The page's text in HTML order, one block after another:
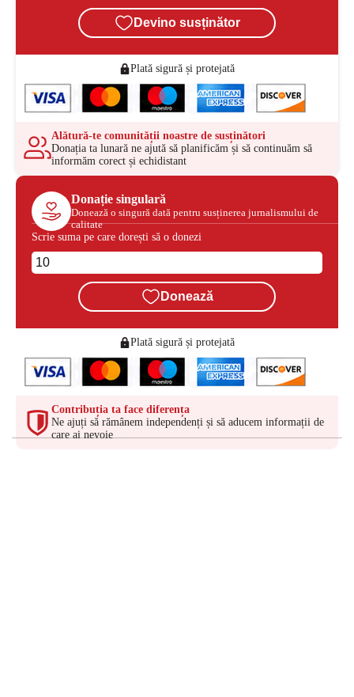
Devino susținător
Plată sigură și protejată
Alătură-te comunității noastre de susținători
Donația ta lunară ne ajută să planificăm și să continuăm să
informăm corect și echidistant
Donație singulară
Donează o singură dată pentru susținerea jurnalismului de
calitate
Scrie suma pe care dorești să o donezi
Donează
Plată sigură și protejată
Contribuția ta face diferența
Ne ajuți să rămânem independenți și să aducem informații de
care ai nevoie